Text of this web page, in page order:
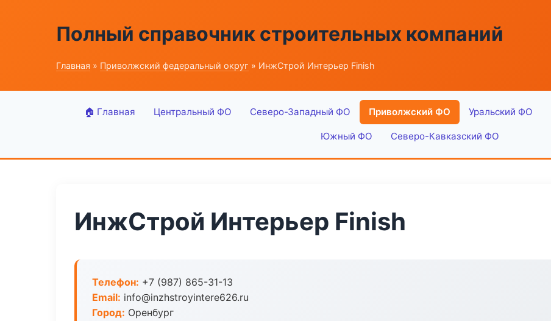
Полный справочник строительных компаний
Главная » Приволжский федеральный округ » ИнжСтрой Интерьер Finish
🏠 Главная Центральный ФО Северо-Западный ФО Приволжский ФО Уральский ФО
Южный ФО Северо-Кавказский ФО
ИнжСтрой Интерьер Finish
Телефон: +7 (987) 865-31-13
Email: info@inzhstroyintere626.ru
Город: Оренбург